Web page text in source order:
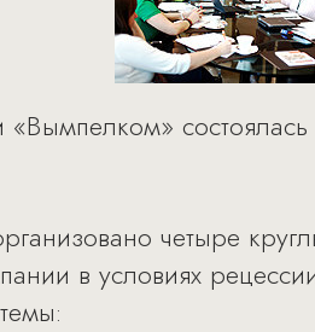
четыре
в условиях